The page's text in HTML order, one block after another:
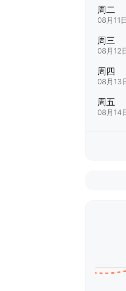
周二
08月11
周三
08月12
周四
08月13
周五
08月14